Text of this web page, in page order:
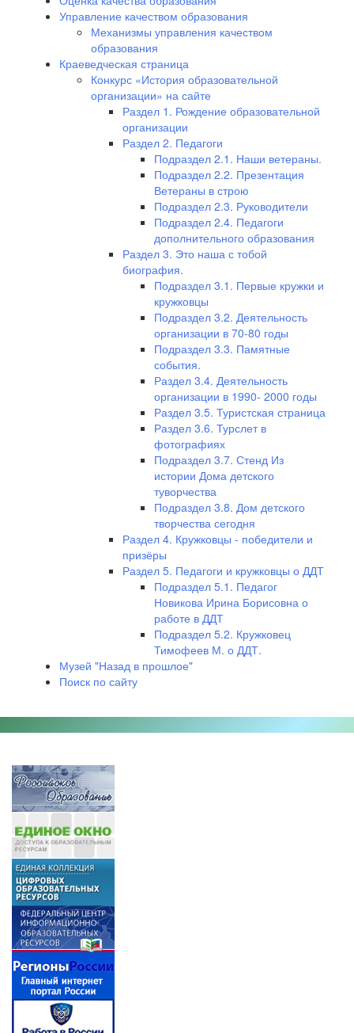
Управление качеством образования
Механизмы управления качеством
образования
Краеведческая страница
Конкурс «История образовательной
организации» на сайте
Раздел 1. Рождение образовательной
организации
Раздел 2. Педагоги
Подраздел 2.1. Наши ветераны.
Подраздел 2.2. Презентация
Ветераны в строю
Подраздел 2.3. Руководители
Подраздел 2.4. Педагоги
дополнительного образования
Раздел 3. Это наша с тобой
биография.
Подраздел 3.1. Первые кружки и
кружковцы
Подраздел 3.2. Деятельность
организации в 70-80 годы
Подраздел 3.3. Памятные
события.
Раздел 3.4. Деятельность
организации в 1990- 2000 годы
Раздел 3.5. Туристская страница
Раздел 3.6. Турслет в
фотографиях
Подраздел 3.7. Стенд Из
истории Дома детского
туворчества
Подраздел 3.8. Дом детского
творчества сегодня
Раздел 4. Кружковцы - победители и
призёры
Раздел 5. Педагоги и кружковцы о ДДТ
Подраздел 5.1. Педагог
Новикова Ирина Борисовна о
работе в ДДТ
Подраздел 5.2. Кружковец
Тимофеев М. о ДДТ.
Музей "Назад в прошлое"
Поиск по сайту